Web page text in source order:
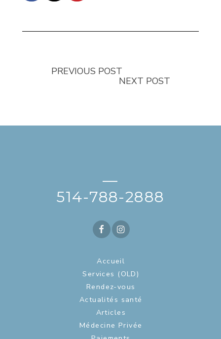
PREVIOUS POST
NEXT POST
—
514-788-2888
Accueil
Services (OLD)
Rendez-vous
Actualités santé
Articles
Médecine Privée